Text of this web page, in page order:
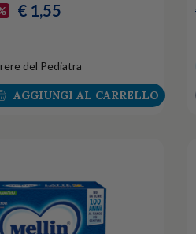
€ 1,55
del Pediatra
AGGIUNGI AL CARRELLO